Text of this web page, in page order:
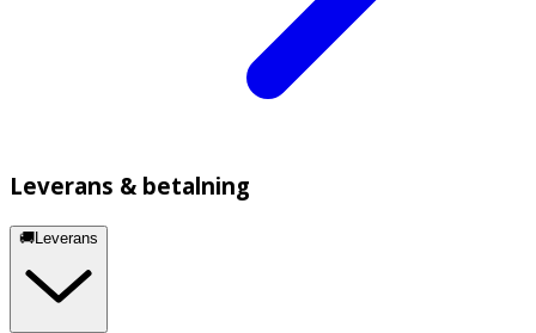
Leverans & betalning
🚚Leverans